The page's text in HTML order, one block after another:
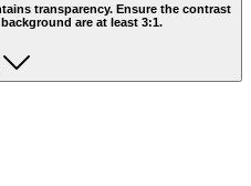
transparency. Ensure the contrast
are at least 3:1.